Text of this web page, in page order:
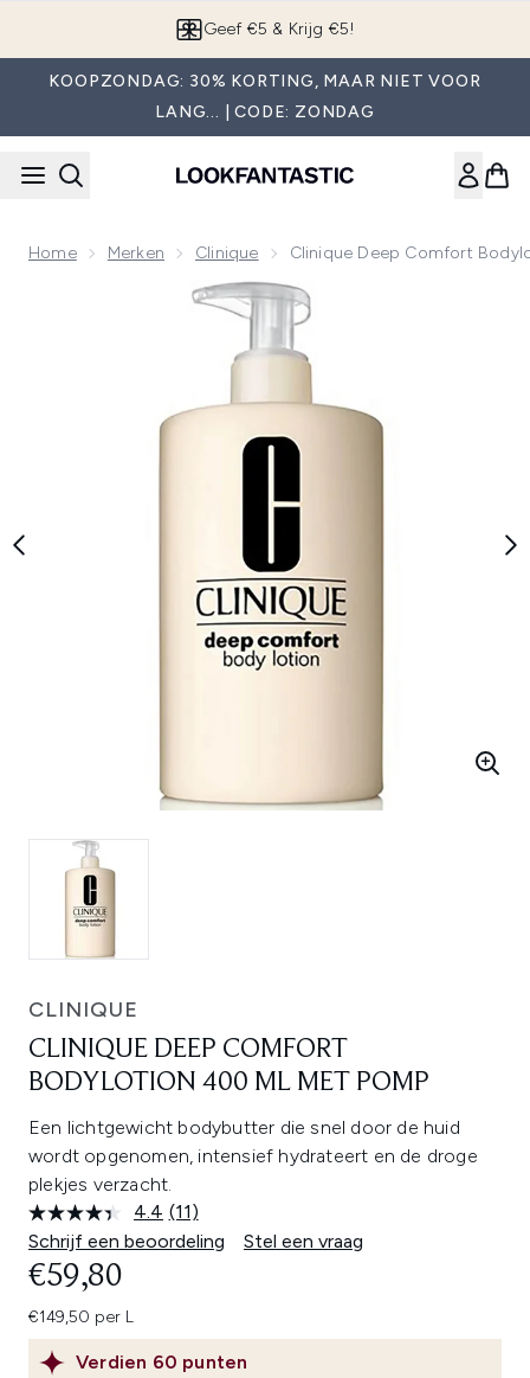
App downloaden
KOOPZONDAG: 30% KORTING, MAAR NIET VOOR
LANG... | CODE: ZONDAG
Home Merken Clinique Clinique Deep Comfort
Now showing image 1 Clinique Deep Comfort Bodylotion
CLINIQUE
CLINIQUE DEEP COMFORT
BODYLOTION 400 ML MET POMP
Een lichtgewicht bodybutter die snel door de huid
wordt opgenomen, intensief hydrateert en de droge
plekjes verzacht.
4.4 Lees
11
beoordelingen.
(11)
Schrijf een beoordeling
Stel een vraag
Verdien 60 punten
€59,80
€149,50 per L